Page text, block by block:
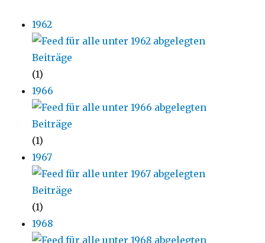
1962
(1)
1966
(1)
1967
(1)
1968